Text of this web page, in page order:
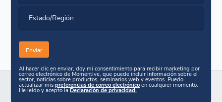
Estado/Región
Al hacer clic en enviar, doy mi consentimiento para recibir marketing por
correo electrónico de Momentive, que puede incluir información sobre el
sector, noticias sobre productos, seminarios web y eventos. Puedo
actualizar mispreferencias de correo electrónico en cualquier momento.
He leído y acepto laDeclaración de privacidad.